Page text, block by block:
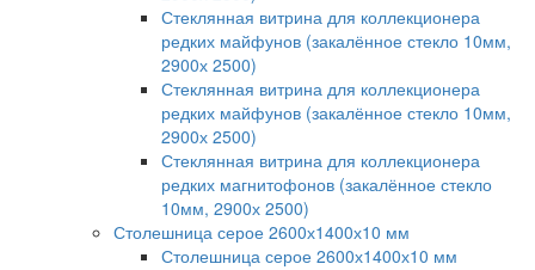
Стеклянная витрина для коллекционера
редких майфунов (закалённое стекло 10мм,
2900х 2500)
Стеклянная витрина для коллекционера
редких майфунов (закалённое стекло 10мм,
2900х 2500)
Стеклянная витрина для коллекционера
редких магнитофонов (закалённое стекло
10мм, 2900х 2500)
Столешница серое 2600х1400х10 мм
Столешница серое 2600х1400х10 мм